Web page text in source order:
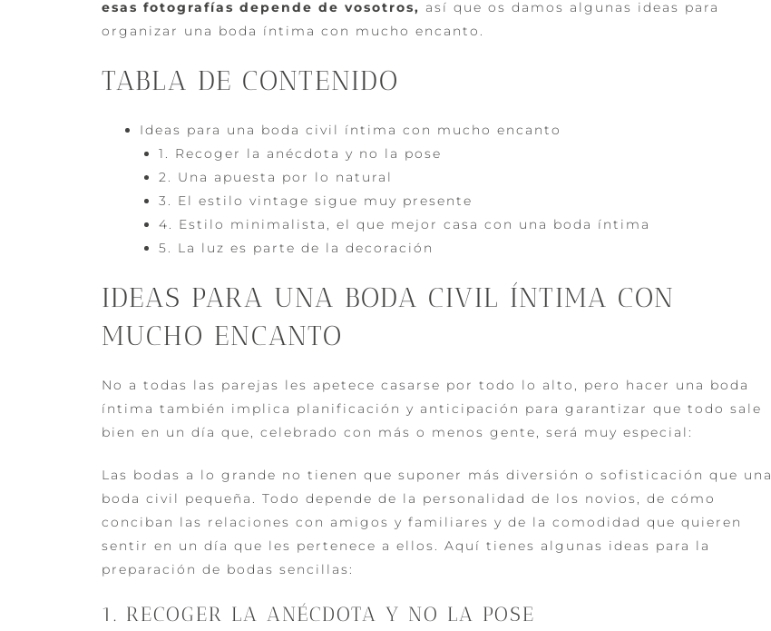
esas fotografías depende de vosotros, así que os damos algunas ideas para
organizar una boda íntima con mucho encanto.
TABLA DE CONTENIDO
Ideas para una boda civil íntima con mucho encanto
1. Recoger la anécdota y no la pose
2. Una apuesta por lo natural
3. El estilo vintage sigue muy presente
4. Estilo minimalista, el que mejor casa con una boda íntima
5. La luz es parte de la decoración
IDEAS PARA UNA BODA CIVIL ÍNTIMA CON
MUCHO ENCANTO
No a todas las parejas les apetece casarse por todo lo alto, pero hacer una boda
íntima también implica planificación y anticipación para garantizar que todo sale
bien en un día que, celebrado con más o menos gente, será muy especial:
Las bodas a lo grande no tienen que suponer más diversión o sofisticación que una
boda civil pequeña. Todo depende de la personalidad de los novios, de cómo
conciban las relaciones con amigos y familiares y de la comodidad que quieren
sentir en un día que les pertenece a ellos. Aquí tienes algunas ideas para la
preparación de bodas sencillas:
1. RECOGER LA ANÉCDOTA Y NO LA POSE